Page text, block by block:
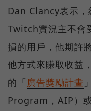
Dan Clancy表示，
Twitch實況主不會
損的用戶，他期許
他方式來賺取收益
的「 廣告獎勵計畫
Program，AIP）